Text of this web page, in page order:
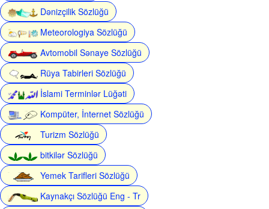
Dənizçilik Sözlüğü
Meteorologiya Sözlüğü
Avtomobil Sənaye Sözlüğü
Rüya Tabirleri Sözlüğü
İslami Terminlər Lüğəti
Kompüter, İnternet Sözlüğü
Turizm Sözlüğü
bitkilər Sözlüğü
Yemek Tarifleri Sözlüğü
Kaynakçı Sözlüğü Eng - Tr